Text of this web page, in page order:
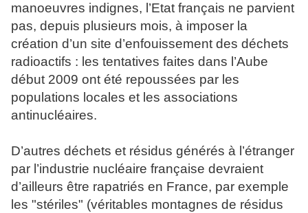
manoeuvres indignes, l’Etat français ne parvient
pas, depuis plusieurs mois, à imposer la
création d’un site d’enfouissement des déchets
radioactifs : les tentatives faites dans l’Aube
début 2009 ont été repoussées par les
populations locales et les associations
antinucléaires.
D’autres déchets et résidus générés à l’étranger
par l’industrie nucléaire française devraient
d’ailleurs être rapatriés en France, par exemple
les "stériles" (véritables montagnes de résidus